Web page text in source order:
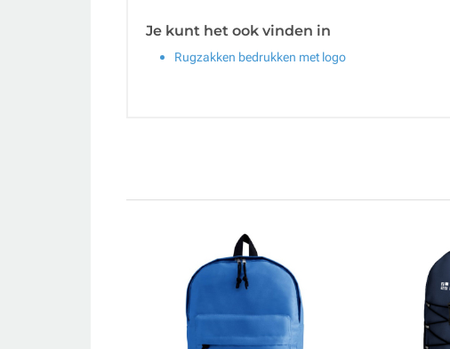
Je kunt het ook vinden in
Rugzakken bedrukken met logo